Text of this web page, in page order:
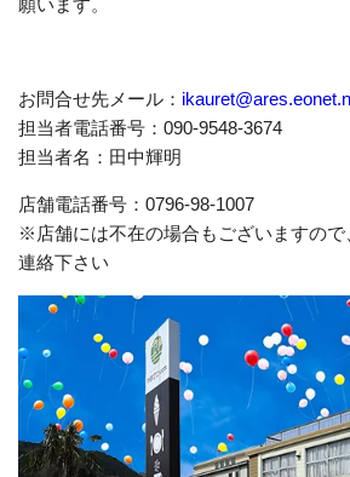
お問合せ先メール：
担当者電話番号：090-9548-3674
担当者名：田中輝明
店舗電話番号：0796-98-1007
※店舗には不在の場合もございますの
連絡下さい